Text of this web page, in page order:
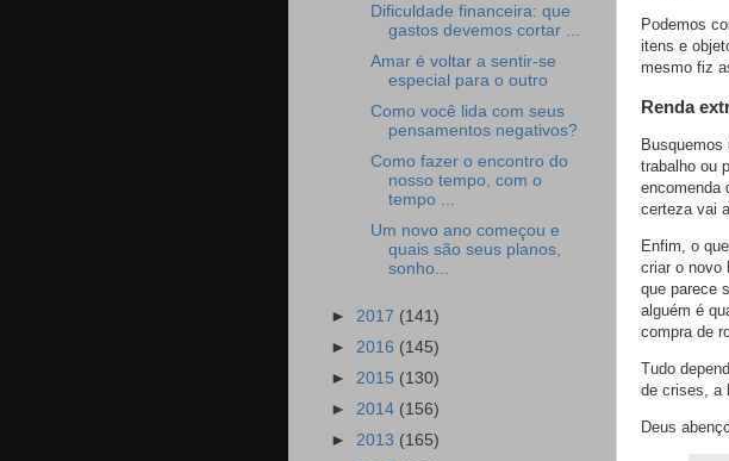
Podemos
itens e
mesmo fiz
Renda
trabalho ou
encomenda
certeza vai
Enfim, o
criar o novo
que parece
alguém é
compra de
Tudo
de crises, a
Deus
Dificuldade financeira: que
gastos devemos cortar ...
Amar é voltar a sentir-se
especial para o outro
Como você lida com seus
pensamentos negativos?
Como fazer o encontro do
nosso tempo, com o
tempo ...
Um novo ano começou e
quais são seus planos,
sonho...
► 2017 (141)
► 2016 (145)
► 2015 (130)
► 2014 (156)
► 2013 (165)